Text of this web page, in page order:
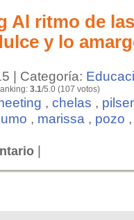
Al ritmo de
y lo
| Categoría:
3.1/5.0 (107 votos)
, chelas ,
, marissa , pozo
|